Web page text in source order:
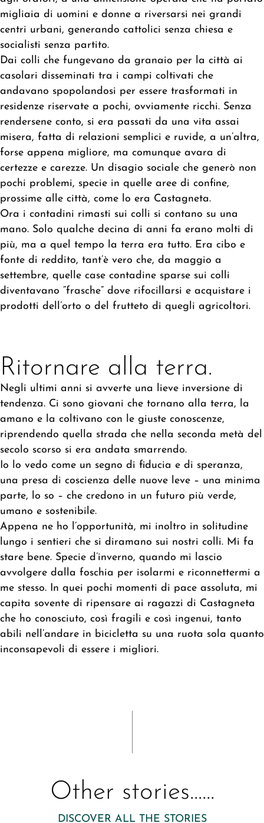
migliaia di uomini e donne a riversarsi nei grandi
centri urbani, generando cattolici senza chiesa e
socialisti senza partito.
Dai colli che fungevano da granaio per la città ai
casolari disseminati tra i campi coltivati che
andavano spopolandosi per essere trasformati in
residenze riservate a pochi, ovviamente ricchi. Senza
rendersene conto, si era passati da una vita assai
misera, fatta di relazioni semplici e ruvide, a un’altra,
forse appena migliore, ma comunque avara di
certezze e carezze. Un disagio sociale che generò non
pochi problemi, specie in quelle aree di confine,
prossime alle città, come lo era Castagneta.
Ora i contadini rimasti sui colli si contano su una
mano. Solo qualche decina di anni fa erano molti di
più, ma a quel tempo la terra era tutto. Era cibo e
fonte di reddito, tant’è vero che, da maggio a
settembre, quelle case contadine sparse sui colli
diventavano “frasche” dove rifocillarsi e acquistare i
prodotti dell’orto o del frutteto di quegli agricoltori.
Ritornare alla terra.
Negli ultimi anni si avverte una lieve inversione di
tendenza. Ci sono giovani che tornano alla terra, la
amano e la coltivano con le giuste conoscenze,
riprendendo quella strada che nella seconda metà del
secolo scorso si era andata smarrendo.
Io lo vedo come un segno di fiducia e di speranza,
una presa di coscienza delle nuove leve – una minima
parte, lo so – che credono in un futuro più verde,
umano e sostenibile.
Appena ne ho l’opportunità, mi inoltro in solitudine
lungo i sentieri che si diramano sui nostri colli. Mi fa
stare bene. Specie d’inverno, quando mi lascio
avvolgere dalla foschia per isolarmi e riconnettermi a
me stesso. In quei pochi momenti di pace assoluta, mi
capita sovente di ripensare ai ragazzi di Castagneta
che ho conosciuto, così fragili e così ingenui, tanto
abili nell’andare in bicicletta su una ruota sola quanto
inconsapevoli di essere i migliori.
Other stories......
DISCOVER ALL THE STORIES